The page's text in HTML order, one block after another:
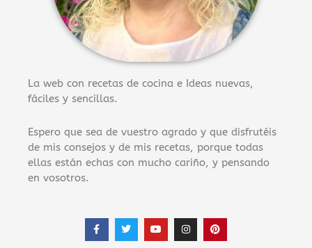
La web con recetas de cocina e Ideas nuevas,
fáciles y sencillas.
Espero que sea de vuestro agrado y que disfrutéis
de mis consejos y de mis recetas, porque todas
ellas están echas con mucho cariño, y pensando
en vosotros.
F
a
c
T
w
i
Y
o
u
I
n
s
P
i
n